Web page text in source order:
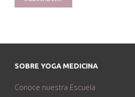
SOBRE YOGA MEDICINA
Conoce nuestra Escuela